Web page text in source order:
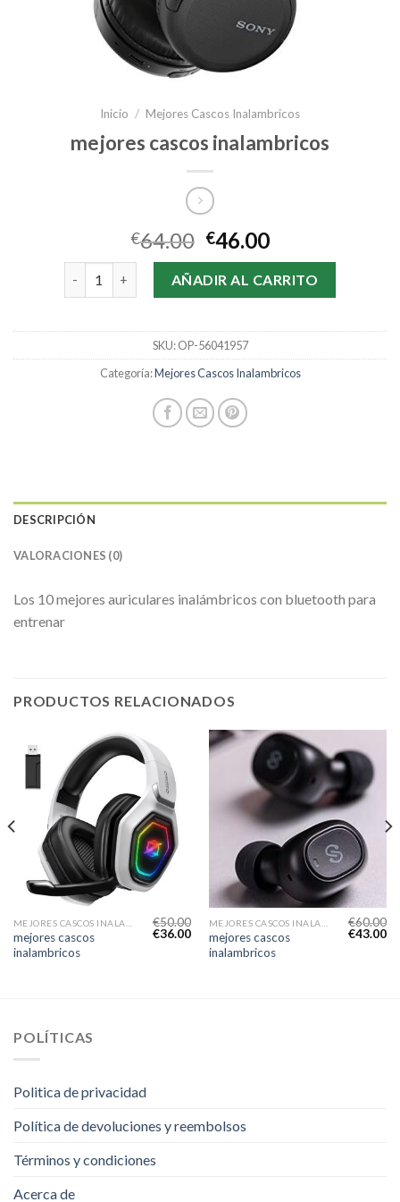
Inicio / Mejores Cascos Inalambricos
mejores cascos inalambricos
€64.00 €46.00
mejores cascos inalambricos cantidad
AÑADIR AL CARRITO
SKU:OP-56041957
Categoría:Mejores Cascos Inalambricos
DESCRIPCIÓN
VALORACIONES (0)
Los 10 mejores auriculares inalámbricos con bluetooth para
entrenar
PRODUCTOS RELACIONADOS
mejores cascos
inalambricos
€50.00
€36.00
mejores cascos
inalambricos
€60.00
€43.00
POLÍTICAS
Politica de privacidad
Política de devoluciones y reembolsos
Términos y condiciones
Acerca de